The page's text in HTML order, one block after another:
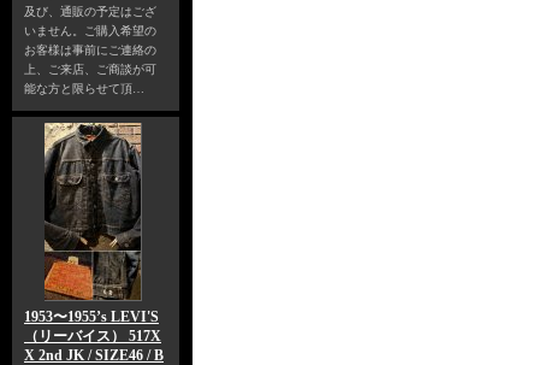
及び、通販の予定はござ
いません。ご購入希望の
お客様は事前にご連絡の
上、ご来店、ご商談が可
能な方と限らせて頂…
1953〜1955’s LEVI'S
（リーバイス） 517X
X 2nd JK / SIZE46 / B